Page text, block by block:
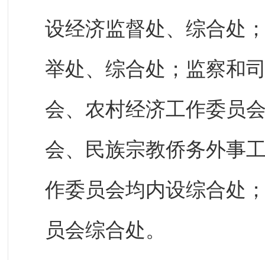
设经济监督处、综合处
举处、综合处；监察和
会、农村经济工作委员
会、民族宗教侨务外事
作委员会均内设综合处
员会综合处。